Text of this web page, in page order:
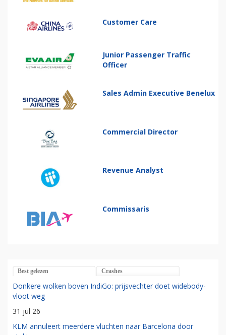
Customer Care
Junior Passenger Traffic
Officer
Sales Admin Executive Benelux
Commercial Director
Revenue Analyst
Commissaris
Best gelezen Crashes
Donkere wolken boven IndiGo: prijsvechter doet widebody-
vloot weg
31 jul 26
KLM annuleert meerdere vluchten naar Barcelona door